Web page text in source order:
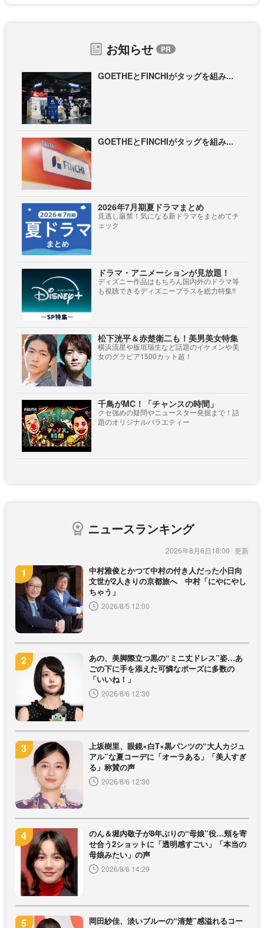
お知らせ
GOETHEとFINCHIがタッグを組み...
GOETHEとFINCHIがタッグを組み...
2026年7月期夏ドラマまとめ
見逃し厳禁！気になる新ドラマをまとめてチ
ェック
ドラマ・アニメーションが見放題！
ディズニー作品はもちろん国内外のドラマ等
も視聴できるディズニープラスを総力特集!!
松下洸平＆赤楚衛二も！美男美女特集
横浜流星や板垣瑞生など話題のイケメンや美
女のグラビア1500カット超！
千鳥がMC！「チャンスの時間」
クセ強めの疑問やニュースター発掘まで！話
題のオリジナルバラエティー
ニュースランキング
2026年8月6日18:00
中村雅俊とかつて中村の付き人だった小日向
文世が2人きりの京都旅へ 中村「にやにやし
ちゃう」
2026/8/5 12:00
あの、美脚際立つ黒の“ミニ丈ドレス”姿…あ
ごの下に手を添えた可憐なポーズに多数の
「いいね！」
2026/8/6 12:30
上坂樹里、眼鏡×白T×黒パンツの“大人カジュ
アル”な夏コーデに「オーラある」「美人すぎ
る」称賛の声
2026/8/6 12:30
のん＆堀内敬子が8年ぶりの“母娘”役…頬を寄
せ合う2ショットに「透明感すごい」「本当の
母娘みたい」の声
2026/8/6 14:29
岡田紗佳、淡いブルーの“清楚”感溢れるコー